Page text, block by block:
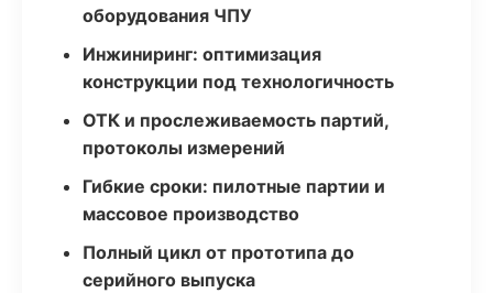
оборудования ЧПУ
Инжиниринг: оптимизация
конструкции под технологичность
ОТК и прослеживаемость партий,
протоколы измерений
Гибкие сроки: пилотные партии и
массовое производство
Полный цикл от прототипа до
серийного выпуска